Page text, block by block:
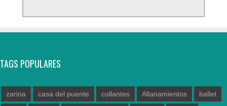
TAGS POPULARES
zarina casa del puente collantes Allanamientos ballet